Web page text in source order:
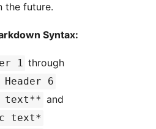
the future.
Syntax:
1 through
Header 6
text** and
text*